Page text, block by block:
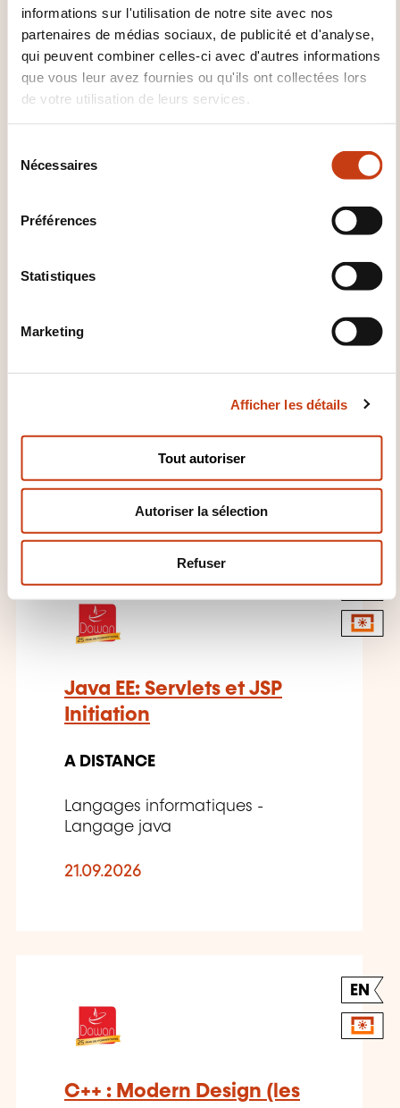
informations sur l'utilisation de notre site avec nos
partenaires de médias sociaux, de publicité et d'analyse,
qui peuvent combiner celles-ci avec d'autres informations
que vous leur avez fournies ou qu'ils ont collectées lors
de votre utilisation de leurs services.
n
Nécessaires
Préférences
Statistiques
Marketing
Afficher les détails
Tout autoriser
Autoriser la sélection
Refuser
l’organisme de formation
+33 (0)9 72 37 73 73
formation: DAWAN
CES FORMATIONS POURRAIENT
VOUS INTÉRESSER
FR
Java EE: Servlets et JSP
Initiation
A DISTANCE
Langages informatiques -
Langage java
21.09.2026
EN
C++ : Modern Design (les